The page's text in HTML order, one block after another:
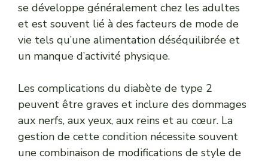
se développe généralement chez les adultes
et est souvent lié à des facteurs de mode de
vie tels qu’une alimentation déséquilibrée et
un manque d’activité physique.
Les complications du diabète de type 2
peuvent être graves et inclure des dommages
aux nerfs, aux yeux, aux reins et au cœur. La
gestion de cette condition nécessite souvent
une combinaison de modifications de style de